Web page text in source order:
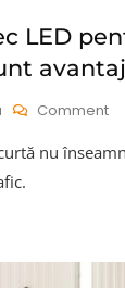
LED
CommentOn
nu